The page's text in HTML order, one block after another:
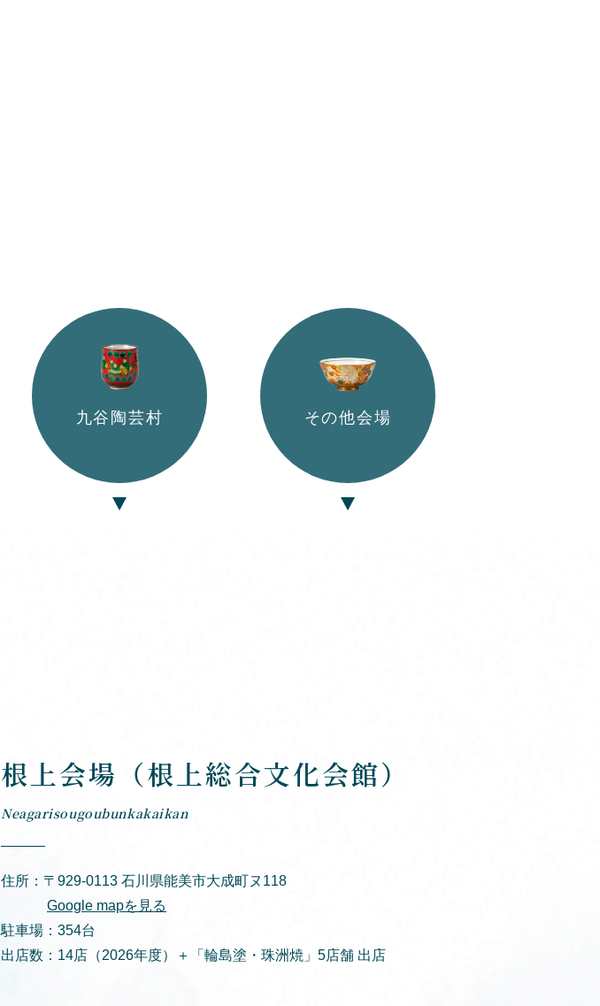
九谷陶芸村 その他会場
根上会場（根上総合文化会館）
Neagarisougoubunkakaikan
住所：〒929-0113 石川県能美市大成町ヌ118
Google mapを見る
駐車場：354台
出店数：14店（2026年度）＋「輪島塗・珠洲焼」5店舗 出店